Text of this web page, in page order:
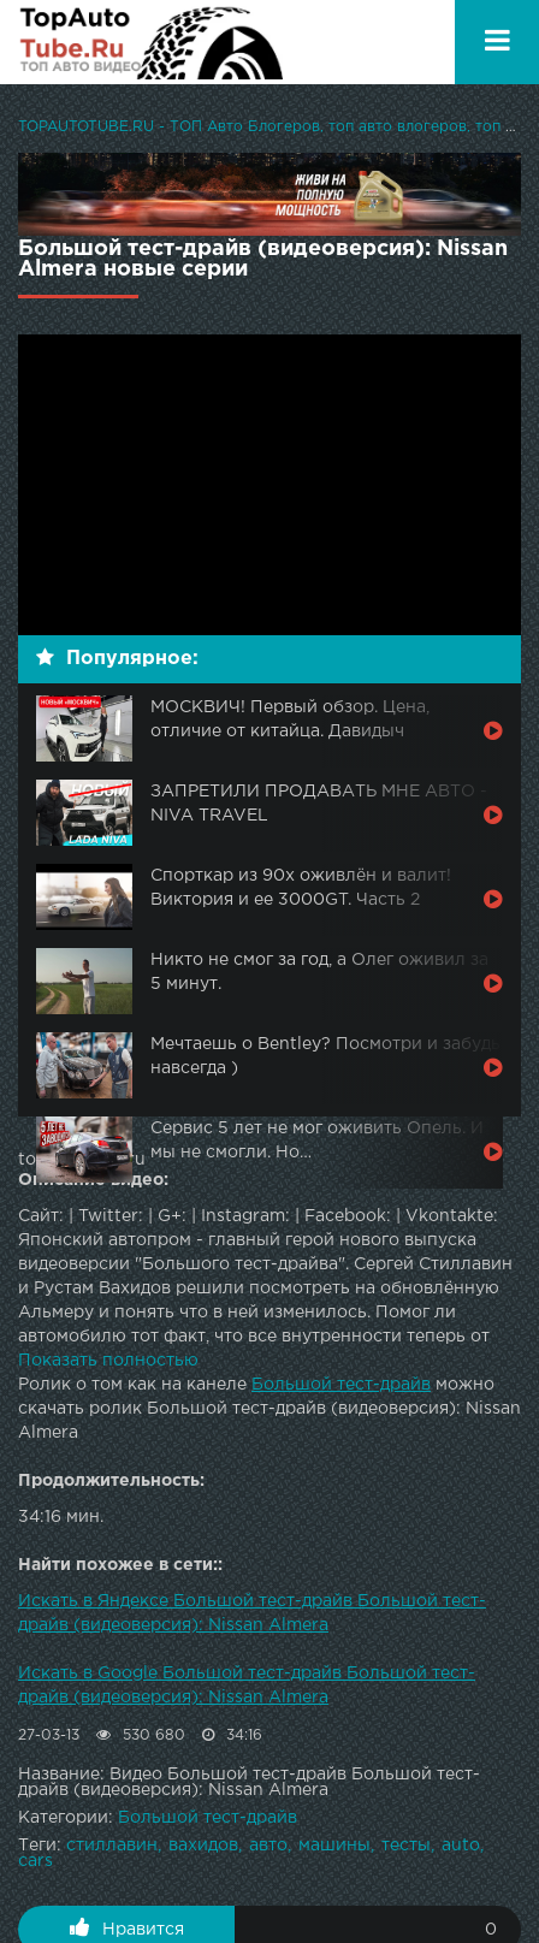
TOPAUTOTUBE.RU - ТОП Авто Блогеров, топ авто влогеров, топ авто ютуберов
Большой тест-драйв (видеоверсия): Nissan
Almera новые серии
Популярное:
МОСКВИЧ! Первый обзор. Цена,
отличие от китайца. Давидыч
ЗАПРЕТИЛИ ПРОДАВАТЬ МНЕ АВТО -
NIVA TRAVEL
Спорткар из 90х оживлён и валит!
Виктория и ее 3000GT. Часть 2
Никто не смог за год, а Олег оживил за
5 минут.
Мечтаешь о Bentley? Посмотри и забудь
навсегда )
Сервис 5 лет не мог оживить Опель. И
мы не смогли. Но…
topautotube.ru
Описание видео:
Сайт: | Twitter: | G+: | Instagram: | Facebook: | Vkontakte:
Японский автопром - главный герой нового выпуска
видеоверсии "Большого тест-драйва". Сергей Стиллавин
и Рустам Вахидов решили посмотреть на обновлённую
Альмеру и понять что в ней изменилось. Помог ли
автомобилю тот факт, что все внутренности теперь от
Рено, что думают о машине владельцы предыдущей
версии и какое прозвище Стиллавин дал Вахидову.
Показать полностью
Ролик о том как на канеле Большой тест-драйв можно
скачать ролик Большой тест-драйв (видеоверсия): Nissan
Almera
Продолжительность:
34:16 мин.
Найти похожее в сети::
Искать в Яндексе Большой тест-драйв Большой тест-
драйв (видеоверсия): Nissan Almera
Искать в Google Большой тест-драйв Большой тест-
драйв (видеоверсия): Nissan Almera
27-03-13 530 680 34:16
Название: Видео Большой тест-драйв Большой тест-
драйв (видеоверсия): Nissan Almera
Категории: Большой тест-драйв
Теги:стиллавин вахидов авто машины тесты
auto
cars
Нравится 0